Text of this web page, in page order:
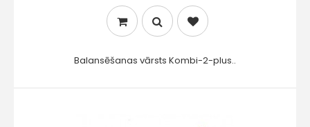
Balansēšanas vārsts Kombi-2-plus..